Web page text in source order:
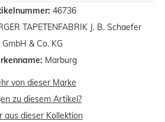
46736
TAPETENFABRIK J. B. Schaefer
GmbH & Co. KG
Marburg
von dieser Marke
zu diesem Artikel?
aus dieser Kollektion